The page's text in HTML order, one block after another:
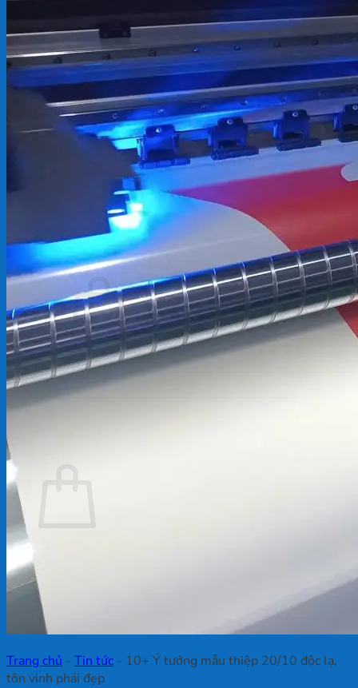
In Tem Nhãn
In Decal
Tin tức
Tin Tức In Kỹ Thuật Số
Tin Tức In UV
Tin tức công ty
Tuyển dụng
Câu hỏi thường gặp
kiếm:
Giỏ hàng /0₫
Chưa có sản phẩm trong giỏ hàng.
Quay trở lại cửa hàng
Quay trở lại cửa hàng
Trang chủ - Tin tức - 10+ Ý tưởng mẫu thiệp 20/10 độc lạ,
tôn vinh phái đẹp